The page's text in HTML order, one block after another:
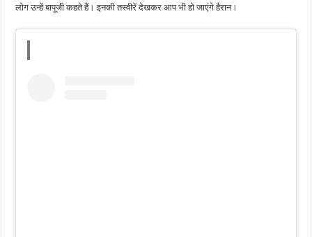
लोग उन्हें बापूजी कहते हैं। इनकी तस्वीरें देखकर आप भी हो जाएंगे हैरान।